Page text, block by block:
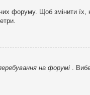
Щоб змінити їх,
на форумі .